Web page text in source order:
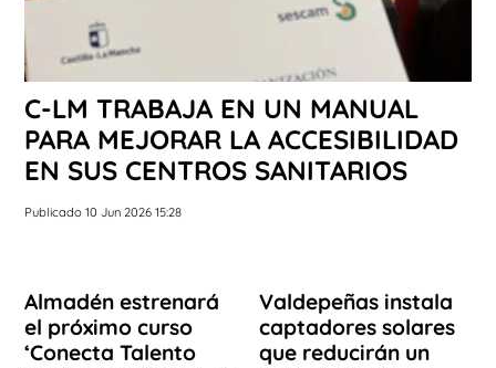
C-LM TRABAJA EN UN MANUAL
PARA MEJORAR LA ACCESIBILIDAD
EN SUS CENTROS SANITARIOS
Publicado 10 Jun 2026 15:28
Almadén estrenará
el próximo curso
‘Conecta Talento
Valdepeñas instala
captadores solares
que reducirán un